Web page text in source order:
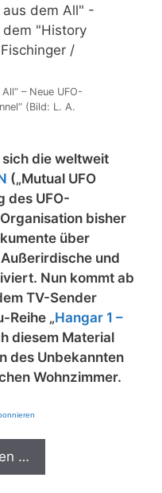
– Neue UFO-
(Bild: L. A.
die weltweit
(„Mutual UFO
des UFO-
bisher
über
und
Nun kommt ab
TV-Sender
Reihe „Hangar 1 –
diesem Material
des Unbekannten
Wohnzimmer.
…